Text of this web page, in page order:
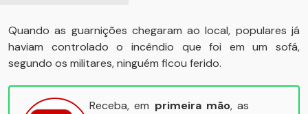
Quando as guarnições chegaram ao local, populares já
haviam controlado o incêndio que foi em um sofá,
segundo os militares, ninguém ficou ferido.
Receba, em primeira mão, as